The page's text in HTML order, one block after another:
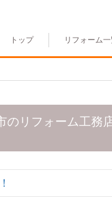
トップ リフォーム一
のリフォーム工務